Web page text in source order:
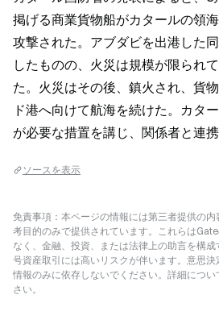
掲げる商業貨物船がカタールの領
攻撃された。アブダビを出港した
したものの、火災は規模が限られ
た。火災はその後、鎮火され、貨
ド港へ向けて航海を続けた。カタ
が必要な措置を講じ、関係者と連携
ソースを表示
免責事項：本ページの情報には第三者提供の
考目的のみで提供されています。これらは
なく、金融、投資、または法律上の助言を構
号資産取引には高いリスクが伴います。意思
情報のみに依存しないでください。詳細につい
さい。